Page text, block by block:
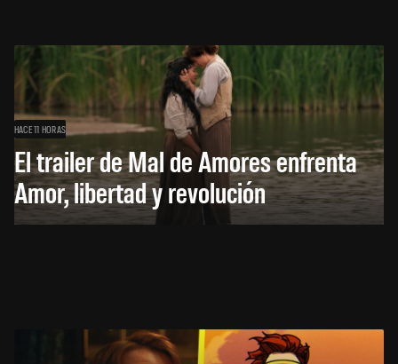
HACE 11 HORAS
El trailer de Mal de Amores enfrenta
Amor, libertad y revolución